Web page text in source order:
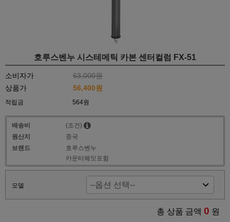
호루스벤누 시스테메틱 카본 센터컬럼 FX-51
소비자가
63,000원
상품가
56,400원
적립금 564원
배송비
(조건)
원산지
중국
브랜드
호루스벤누
카운터웨잇포함
모델
총 상품 금액 0 원